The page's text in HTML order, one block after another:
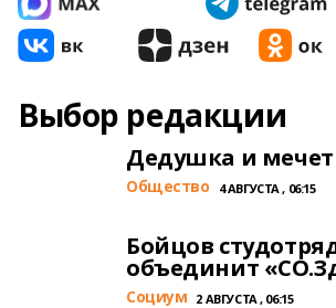
Выбор редакции
Дедушка и
Общество 4 АВГУСТА , 06:15
Бойцов
объединит
Cоциум 2 АВГУСТА , 06:15